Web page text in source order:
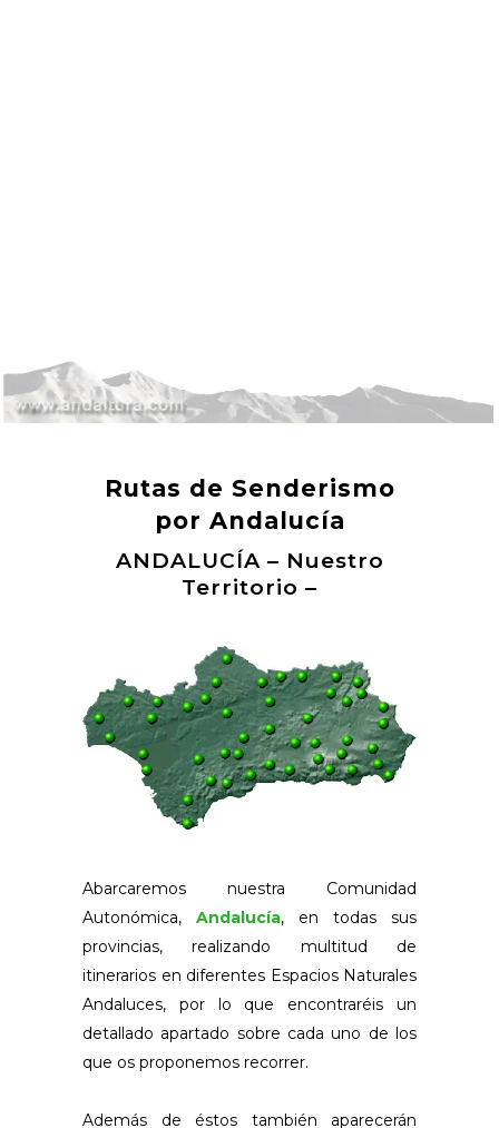
Rutas de Senderismo
por Andalucía
ANDALUCÍA – Nuestro
Territorio –
Abarcaremos nuestra Comunidad
Autonómica, Andalucía, en todas sus
provincias, realizando multitud de
itinerarios en diferentes Espacios Naturales
Andaluces, por lo que encontraréis un
detallado apartado sobre cada uno de los
que os proponemos recorrer.
Además de éstos también aparecerán